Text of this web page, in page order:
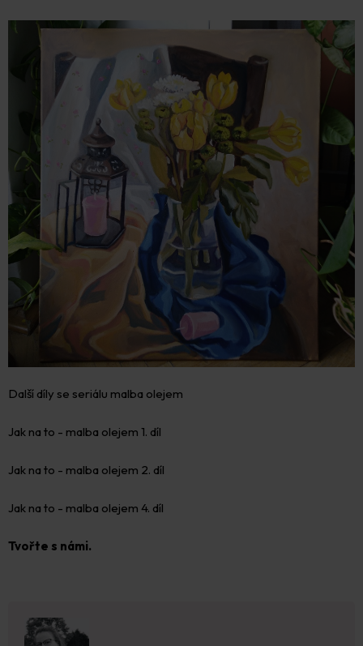
Další díly se seriálu malba olejem
Jak na to - malba olejem 1. díl
Jak na to - malba olejem 2. díl
Jak na to - malba olejem 4. díl
Tvořte s námi.